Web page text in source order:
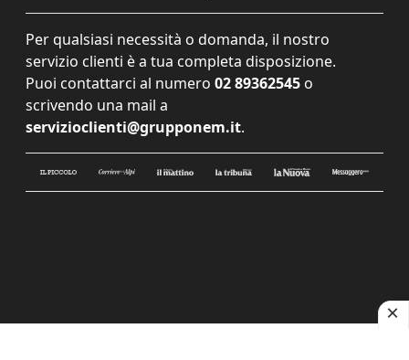
Per qualsiasi necessità o domanda, il nostro
servizio clienti è a tua completa disposizione.
Puoi contattarci al numero 02 89362545 o
scrivendo una mail a
servizioclienti@grupponem.it.